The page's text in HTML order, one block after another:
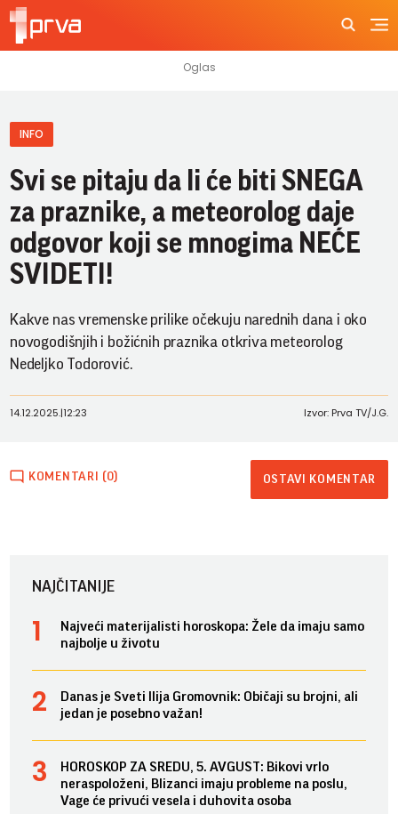
INFO
Svi se pitaju da li će biti SNEGA
za praznike, a meteorolog daje
odgovor koji se mnogima NEĆE
SVIDETI!
Kakve nas vremenske prilike očekuju narednih dana i oko
novogodišnjih i božićnih praznika otkriva meteorolog
Nedeljko Todorović.
14.12.2025.|12:23 Izvor: Prva TV/J.G.
KOMENTARI (0) OSTAVI KOMENTAR
NAJČITANIJE
Najveći materijalisti horoskopa: Žele da imaju samo
najbolje u životu
Danas je Sveti Ilija Gromovnik: Običaji su brojni, ali
jedan je posebno važan!
HOROSKOP ZA SREDU, 5. AVGUST: Bikovi vrlo
neraspoloženi, Blizanci imaju probleme na poslu,
Vage će privući vesela i duhovita osoba